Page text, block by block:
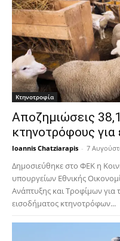
Κτηνοτροφία
Αποζημιώσεις
κτηνοτρόφους
Ioannis Chatziarapis - 7
Δημοσιεύθηκε στο ΦΕΚ η
υπουργείων Εθνικής
Ανάπτυξης και Τροφίμων
εισοδήματος κτηνοτρόφων...